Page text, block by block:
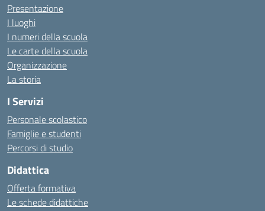
Presentazione
I luoghi
I numeri della scuola
Le carte della scuola
Organizzazione
La storia
I Servizi
Personale scolastico
Famiglie e studenti
Percorsi di studio
Didattica
Offerta formativa
Le schede didattiche